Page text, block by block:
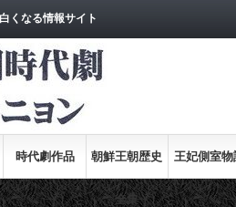
くなる情報サイト
時代劇作品 朝鮮王朝歴史
全集
王妃側室物